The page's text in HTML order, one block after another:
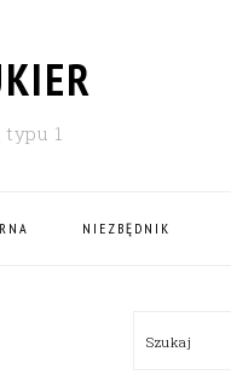
1
NIEZBĘDNIK
SIDEBAR
Szukaj